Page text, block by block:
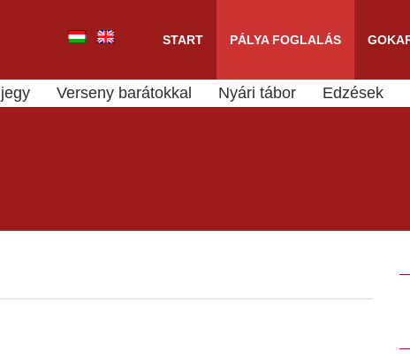
START PÁLYA FOGLALÁS
Verseny barátokkal Nyári tábor Edzések